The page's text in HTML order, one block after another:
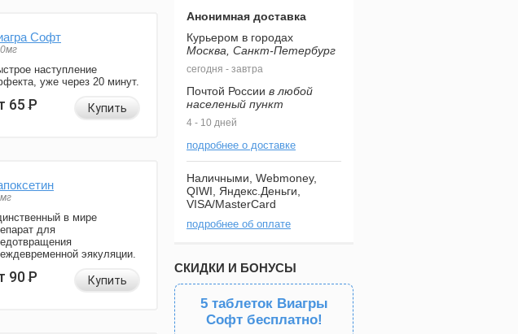
Софт
наступление
уже через 20 минут.
65Р Купить
в мире
для
эякуляции.
90Р Купить
Анонимная доставка
Курьером в городах
Москва, Санкт-Петербург
сегодня - завтра
Почтой России в любой
населеный пункт
4 - 10 дней
подробнее о доставке
Наличными, Webmoney,
QIWI, Яндекс.Деньги,
VISA/MasterCard
подробнее об оплате
СКИДКИ И БОНУСЫ
5 таблеток Виагры
Софт бесплатно!